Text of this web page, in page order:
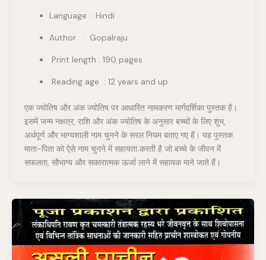
Language : Hindi
Author : Gopalraju
Print length : 190 pages
Reading age : 12 years and up
एक ज्योतिष और अंक ज्योतिष पर आधारित नामकरण मार्गदर्शिका पुस्तक है।
इसमें जन्म नक्षत्र, राशि और अंक ज्योतिष के अनुसार बच्चों के लिए शुभ,
अर्थपूर्ण और भाग्यशाली नाम चुनने के सरल नियम बताए गए हैं। यह पुस्तक
माता-पिता को ऐसे नाम चुनने में सहायता करती है जो बच्चे के जीवन में
सफलता, सौभाग्य और सकारात्मक ऊर्जा लाने में सहायक माने जाते हैं।